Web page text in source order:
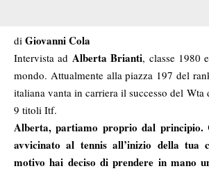
di Giovanni Cola
Intervista ad Alberta Brianti, classe 1980
mondo. Attualmente alla piazza 197 del
italiana vanta in carriera il successo del Wta
9 titoli Itf.
Alberta, partiamo proprio dal principio.
avvicinato al tennis all’inizio della tua
motivo hai deciso di prendere in mano